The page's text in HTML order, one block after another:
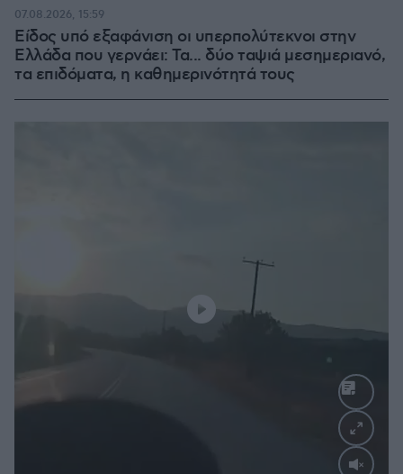
Είδος υπό εξαφάνιση οι υπερπολύτεκνοι στην
Ελλάδα που γερνάει: Τα... δύο ταψιά μεσημεριανό,
τα επιδόματα, η καθημερινότητά τους
07.08.2026, 15:59